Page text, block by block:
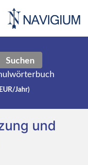
Suchen
Jahr)
und